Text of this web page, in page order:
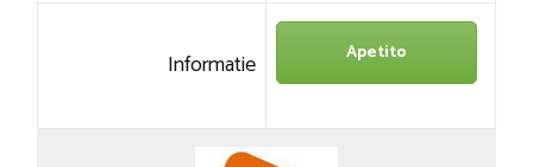
Informatie Apetito